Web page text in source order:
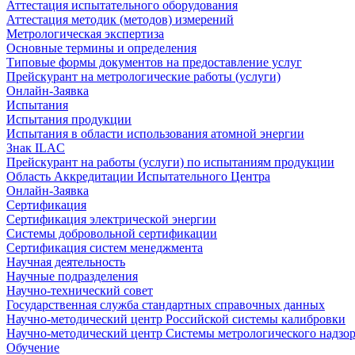
Аттестация испытательного оборудования
Аттестация методик (методов) измерений
Метрологическая экспертиза
Основные термины и определения
Типовые формы документов на предоставление услуг
Прейскурант на метрологические работы (услуги)
Онлайн-Заявка
Испытания
Испытания продукции
Испытания в области использования атомной энергии
Знак ILAC
Прейскурант на работы (услуги) по испытаниям продукции
Область Аккредитации Испытательного Центра
Онлайн-Заявка
Сертификация
Сертификация электрической энергии
Системы добровольной сертификации
Сертификация систем менеджмента
Научная деятельность
Научные подразделения
Научно-технический совет
Государственная служба стандартных справочных данных
Научно-методический центр Российской системы калибровки
Научно-методический центр Системы метрологического
Обучение